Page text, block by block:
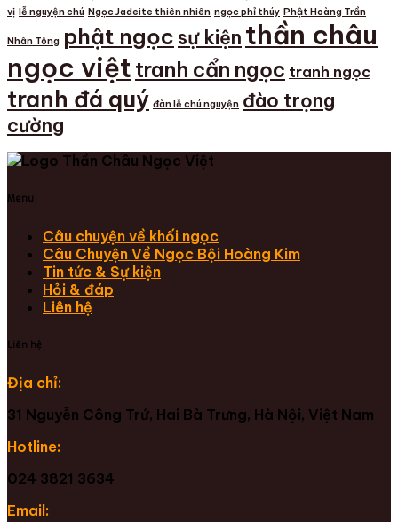
vị lễ nguyện chú Ngọc Jadeite thiên nhiên ngọc phỉ thúy Phật Hoàng Trần
Nhân Tông phật ngọc sự kiện thần châu
ngọc việt tranh cẩn ngọc tranh ngọc
tranh đá quý đàn lễ chú nguyện đào trọng
cường
Menu
Câu chuyện về khối ngọc
Câu Chuyện Về Ngọc Bội Hoàng Kim
Tin tức & Sự kiện
Hỏi & đáp
Liên hệ
Liên hệ
Địa chỉ:
31 Nguyễn Công Trứ, Hai Bà Trưng, Hà Nội, Việt Nam
Hotline:
024 3821 3634
Email: